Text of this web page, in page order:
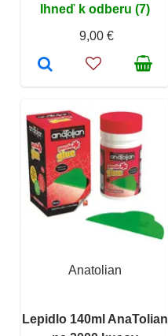
Ihneď k odberu (7)
9,00 €
Anatolian
Lepidlo 140ml AnaTolian